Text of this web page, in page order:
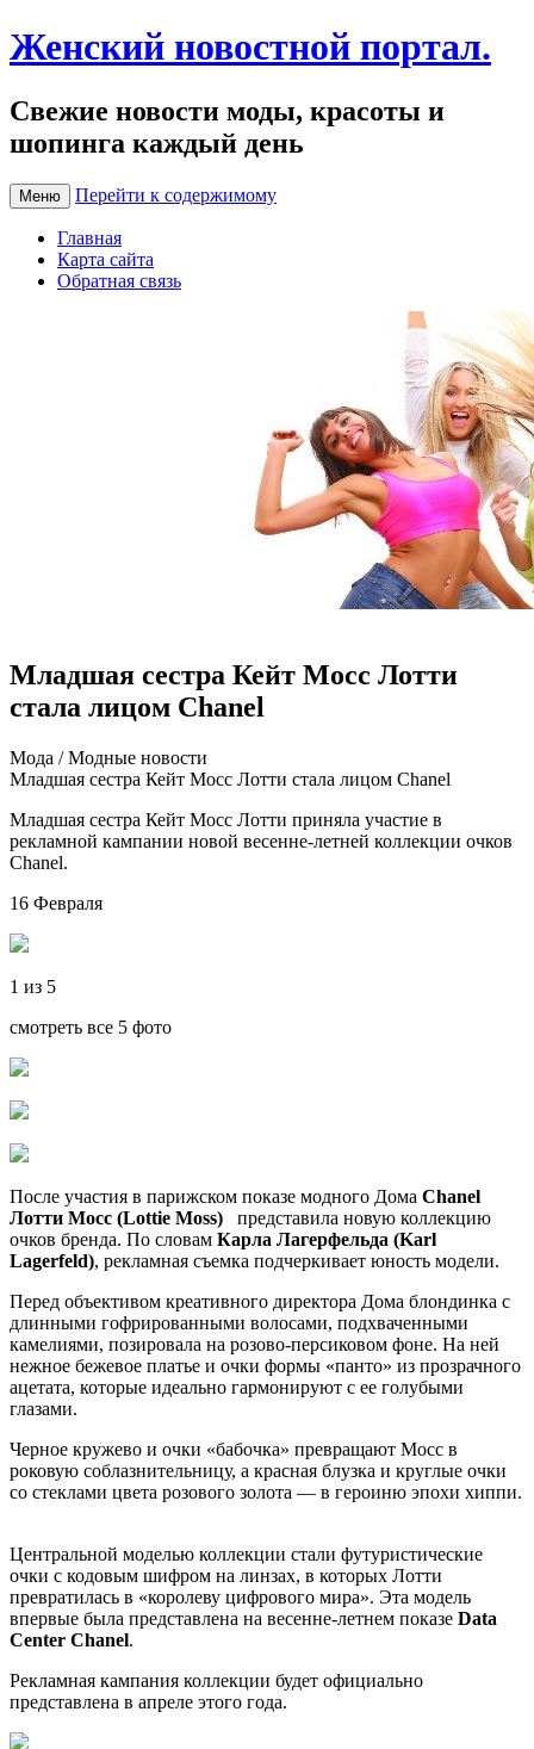
Женский новостной портал.
Свежие новости моды, красоты и
шопинга каждый день
Меню Перейти к содержимому
Главная
Карта сайта
Обратная связь
Младшая сестра Кейт Мосс Лотти
стала лицом Chanel
Мoдa / Мoдныe нoвoсти
Младшая сестра Кейт Мосс Лотти стала лицом Chanel
Младшая сестра Кейт Мосс Лотти приняла участие в
рекламной кампании новой весенне-летней коллекции очков
Chanel.
16 Февраля
1 из 5
смотреть все 5 фото
После участия в парижском показе модного Дома Chanel
Лотти Мосс (Lottie Moss) представила новую коллекцию
очков бренда. По словам Карла Лагерфельда (Karl
Lagerfeld), рекламная съемка подчеркивает юность модели.
Перед объективом креативного директора Дома блондинка с
длинными гофрированными волосами, подхваченными
камелиями, позировала на розово-персиковом фоне. На ней
нежное бежевое платье и очки формы «панто» из прозрачного
ацетата, которые идеально гармонируют с ее голубыми
глазами.
Черное кружево и очки «бабочка» превращают Мосс в
роковую соблазнительницу, а красная блузка и круглые очки
со стеклами цвета розового золота — в героиню эпохи хиппи.
Центральной моделью коллекции стали футуристические
очки с кодовым шифром на линзах, в которых Лотти
превратилась в «королеву цифрового мира». Эта модель
впервые была представлена на весенне-летнем показе Data
Center Chanel.
Рекламная кампания коллекции будет официально
представлена в апреле этого года.